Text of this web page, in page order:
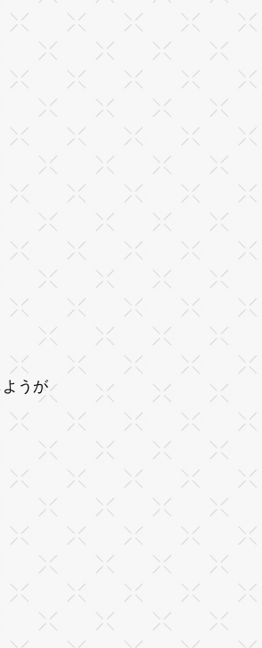
うが